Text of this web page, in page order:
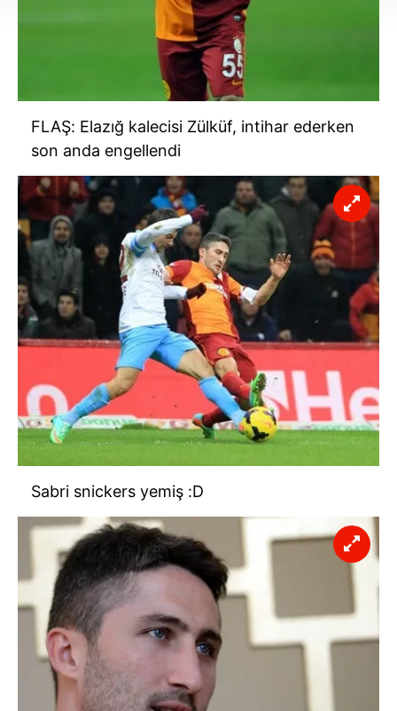
Her halükârda, kullanıcılar, bu çerezlere izin vermedikleri
takdirde, kullanıcılara hedefli reklamlar
Sizlere daha iyi bir hizmet sunabilmek için İnternet
Sitemizde kendimize ve üçüncü kişilere ait çerezler
kullanılmaktadır. Bu çerezler vasıtasıyla çeşitli kişisel
verileriniz işlenmekte olup gerekli olan çerezler bilgi
toplumu hizmetlerinin sunulması amacıyla
kullanılmaktadır. Diğer çerezler, sitemizin daha işlevsel
kılınması ve kişiselleştirilmesi ve sizlere yönelik
reklam/pazarlama faaliyetlerinin yapılması, amaçlarıyla
sınırlı olarak açık rızanız dahilinde kullanılacaktır.
Çerezlere ilişkin tercihlerinizi aşağıda yer alan panel
vasıtasıyla belirleyebilirsiniz. Çerezlere ilişkin detaylı bilgi
için Ayarlar butonuna tıklayabilir,Çerez Bilgilendirme
ziyaret edebilirsiniz.
6698 sayılı Kişisel Verilerin Korunması Kanunu uyarınca
hazırlanmış Aydınlatma Metnimizi okumak ve sitemizde
almak için lütfen
tıklayınız
FLAŞ: Elazığ kalecisi Zülküf, intihar ederken
son anda engellendi
Sabri snickers yemiş :D